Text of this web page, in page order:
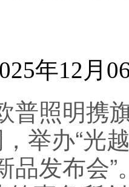
年12月
普照明携
举办“光
品发布会